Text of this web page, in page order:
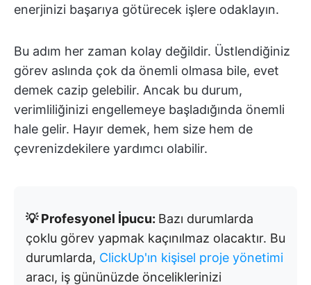
enerjinizi başarıya götürecek işlere odaklayın.
Bu adım her zaman kolay değildir. Üstlendiğiniz
görev aslında çok da önemli olmasa bile, evet
demek cazip gelebilir. Ancak bu durum,
verimliliğinizi engellemeye başladığında önemli
hale gelir. Hayır demek, hem size hem de
çevrenizdekilere yardımcı olabilir.
💡 Profesyonel İpucu: Bazı durumlarda
çoklu görev yapmak kaçınılmaz olacaktır. Bu
durumlarda, ClickUp'ın kişisel proje yönetimi
aracı, iş gününüzde önceliklerinizi